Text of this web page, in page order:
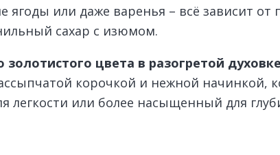
ягоды или даже варенья – всё зависит
сахар с изюмом.
цвета в разогретой
корочкой и нежной начинкой,
легкости или более насыщенный для